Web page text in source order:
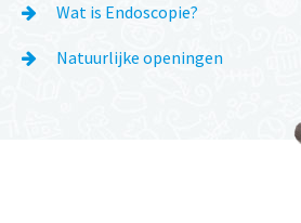
Wat is Endoscopie?
Natuurlijke openingen